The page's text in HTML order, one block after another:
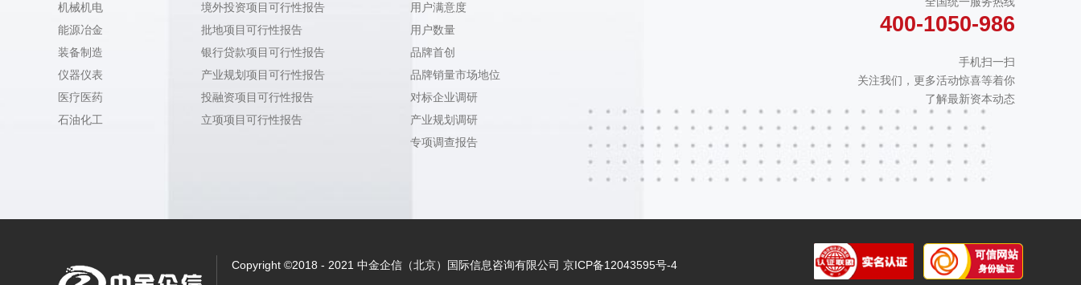
机械机电
能源冶金
装备制造
仪器仪表
医疗医药
石油化工
境外投资项目可行性报告
批地项目可行性报告
银行贷款项目可行性报告
产业规划项目可行性报告
投融资项目可行性报告
立项项目可行性报告
用户满意度
用户数量
品牌首创
品牌销量市场地位
对标企业调研
产业规划调研
专项调查报告
400-1050-986
手机扫一扫
关注我们，更多活动惊喜等着你
了解最新资本动态
Copyright ©2018 - 2021 中金企信（北京）国际信息咨询有限公司 京ICP备12043595号-4